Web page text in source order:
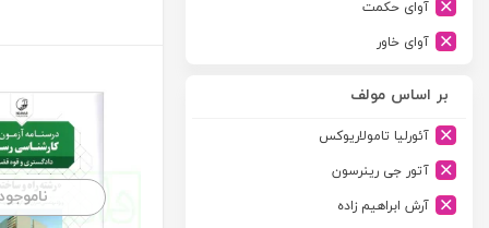
آوای حکمت
آوای خاور
آیدین
ارجمند
ارسطو
بر اساس مولف
آئورلیا تامولاریوکس
آتور جی رینرسون
آرش ابراهیم زاده
ناموجود